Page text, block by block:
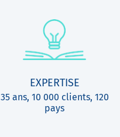
EXPERTISE
35 ans, 10 000 clients, 120
pays